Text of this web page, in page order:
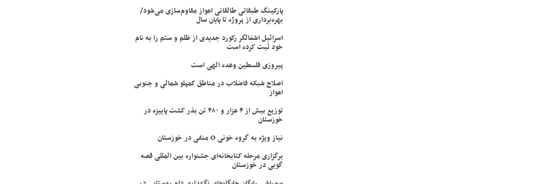
پارکینگ طبقاتی طالقانی اهواز مقاوم‌سازی می‌شود/
بهره‌برداری از پروژه تا پایان سال
اسرائیل اشغالگر رکورد جدیدی از ظلم و ستم را به نام
خود ثبت کرده است
پیروزی فلسطین وعده الهی است
اصلاح شبکه فاضلاب در مناطق کمپلو شمالی و جنوبی
اهواز
توزیع بیش از ۴ هزار و ۴۸۰ تن بذر کشت پاییزه در
خوزستان
نیاز ویژه به گروه خونی O منفی در خوزستان
برگزاری مرحله کتابخانه‌ای جشنواره بین المللی قصه
گویی در خوزستان